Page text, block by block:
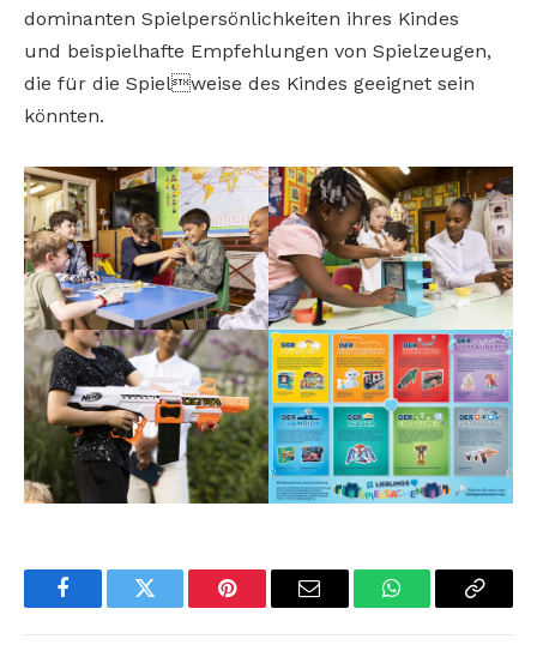
dominanten Spielpersönlichkeiten ihres Kindes
und beispielhafte Empfehlungen von Spielzeugen,
die für die Spielweise des Kindes geeignet sein
könnten.
FacebookTwitter Pinterest Email WhatsAppCopy